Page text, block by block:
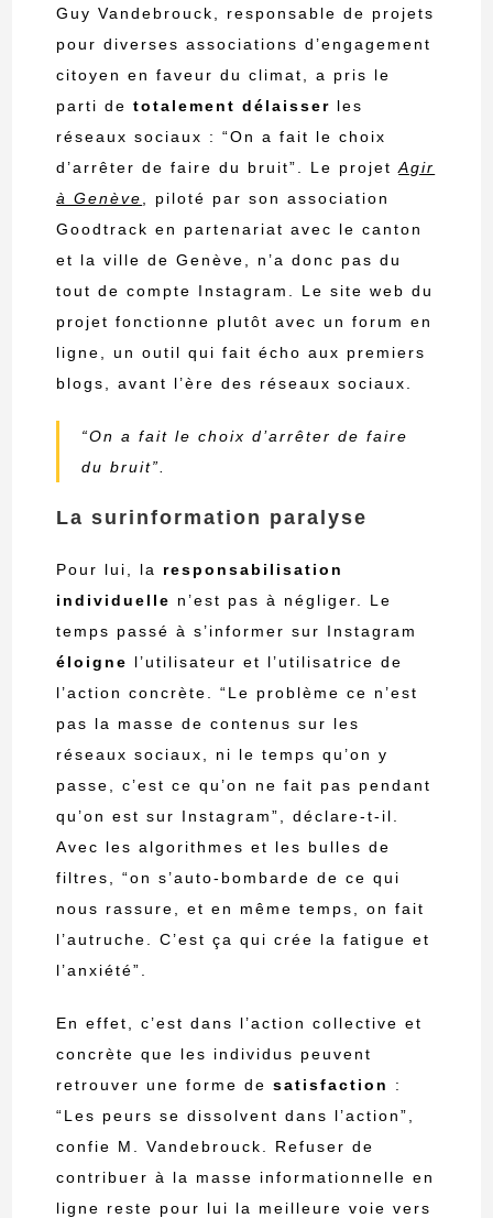
Guy Vandebrouck, responsable de projets
pour diverses associations d’engagement
citoyen en faveur du climat, a pris le
parti detotalement délaisser les
réseaux sociaux : “On a fait le choix
d’arrêter de faire du bruit”. Le projetAgir
à Genève
, piloté par son association
Goodtrack en partenariat avec le canton
et la ville de Genève, n’a donc pas du
tout de compte Instagram. Le site web du
projet fonctionne plutôt avec un forum en
ligne, un outil qui fait écho aux premiers
blogs, avant l’ère des réseaux sociaux.
“On a fait le choix d’arrêter de faire
du bruit”.
La surinformation paralyse
Pour lui, la responsabilisation
individuelle n’est pas à négliger. Le
temps passé à s’informer sur Instagram
éloigne l’utilisateur et l’utilisatrice de
l’action concrète. “Le problème ce n’est
pas la masse de contenus sur les
réseaux sociaux, ni le temps qu’on y
passe, c’est ce qu’on ne fait pas pendant
qu’on est sur Instagram”, déclare-t-il.
Avec les algorithmes et les bulles de
filtres, “on s’auto-bombarde de ce qui
nous rassure, et en même temps, on fait
l’autruche. C’est ça qui crée la fatigue et
l’anxiété”.
En effet, c’est dans l’action collective et
concrète que les individus peuvent
retrouver une forme desatisfaction
:
“Les peurs se dissolvent dans l’action”,
confie M. Vandebrouck. Refuser de
contribuer à la masse informationnelle en
ligne reste pour lui la meilleure voie vers